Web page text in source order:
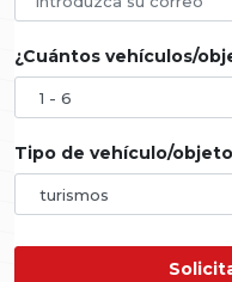
¿Cuántos vehículos/
Tipo de vehículo/